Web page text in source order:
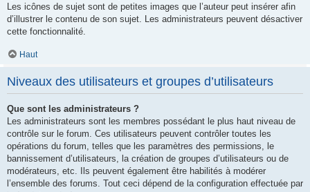
Les icônes de sujet sont de petites images que l’auteur peut insérer afin
d’illustrer le contenu de son sujet. Les administrateurs peuvent désactiver
cette fonctionnalité.
Haut
Niveaux des utilisateurs et groupes d’utilisateurs
Que sont les administrateurs ?
Les administrateurs sont les membres possédant le plus haut niveau de
contrôle sur le forum. Ces utilisateurs peuvent contrôler toutes les
opérations du forum, telles que les paramètres des permissions, le
bannissement d’utilisateurs, la création de groupes d’utilisateurs ou de
modérateurs, etc. Ils peuvent également être habilités à modérer
l’ensemble des forums. Tout ceci dépend de la configuration effectuée par